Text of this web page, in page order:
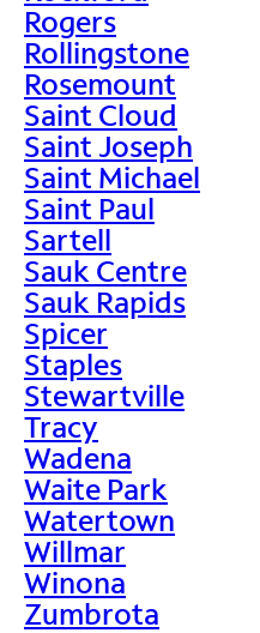
Rogers
Rollingstone
Rosemount
Saint Cloud
Saint Joseph
Saint Michael
Saint Paul
Sartell
Sauk Centre
Sauk Rapids
Spicer
Staples
Stewartville
Tracy
Wadena
Waite Park
Watertown
Willmar
Winona
Zumbrota